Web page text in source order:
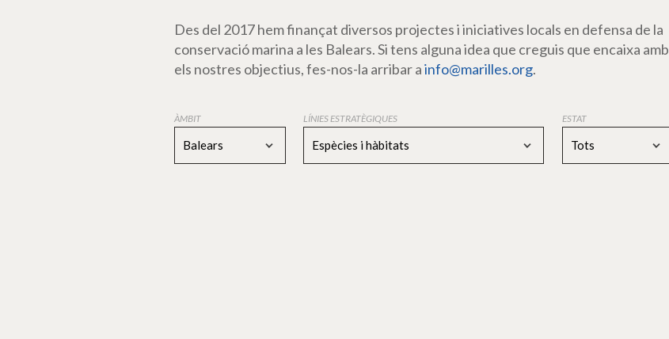
Des del 2017 hem finançat diversos projectes i iniciatives locals en defensa de la
conservació marina a les Balears. Si tens alguna idea que creguis que encaixa amb
els nostres objectius, fes-nos-la arribar ainfo@marilles.org.
ÀMBIT
Balears
LÍNIES ESTRATÈGIQUES
Espècies i hàbitats
ESTAT
Tots